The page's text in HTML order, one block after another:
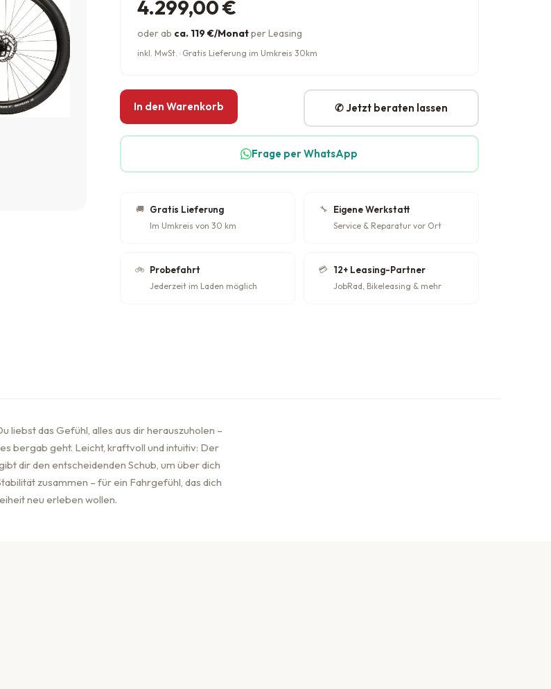
4.299,00€
oder ab ca. 119 €/Monatper Leasing
inkl. MwSt. · Gratis Lieferung im Umkreis 30km
In den Warenkorb ✆ Jetzt beraten lassen
Frage per WhatsApp
🚚 Gratis Lieferung
Im Umkreis von 30 km
🔧 Eigene Werkstatt
Service & Reparatur vor Ort
🚲 Probefahrt
Jederzeit im Laden möglich
💳 12+ Leasing-Partner
JobRad, Bikeleasing & mehr
liebst das Gefühl, alles aus dir herauszuholen –
bergab geht. Leicht, kraftvoll und intuitiv: Der
dir den entscheidenden Schub, um über dich
zusammen – für ein Fahrgefühl, das dich
neu erleben wollen.